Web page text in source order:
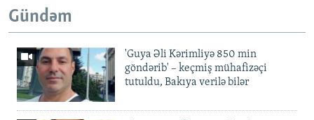
Gündəm
'Guya Əli Kərimliyə 850 min
göndərib' – keçmiş mühafizəçi
tutuldu, Bakıya verilə bilər